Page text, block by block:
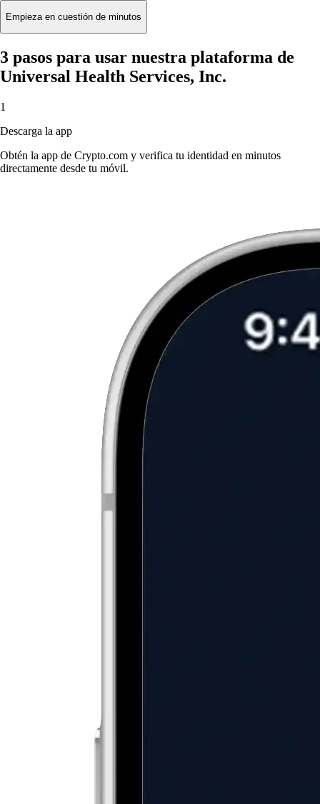
Empieza en cuestión de minutos
3 pasos para usar nuestra plataforma de
Universal Health Services, Inc.
1
Descarga la app
Obtén la app de Crypto.com y verifica tu identidad en minutos
directamente desde tu móvil.